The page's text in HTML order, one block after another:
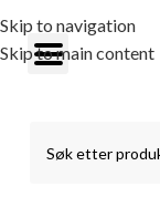
Skip to navigation
Skip to main content